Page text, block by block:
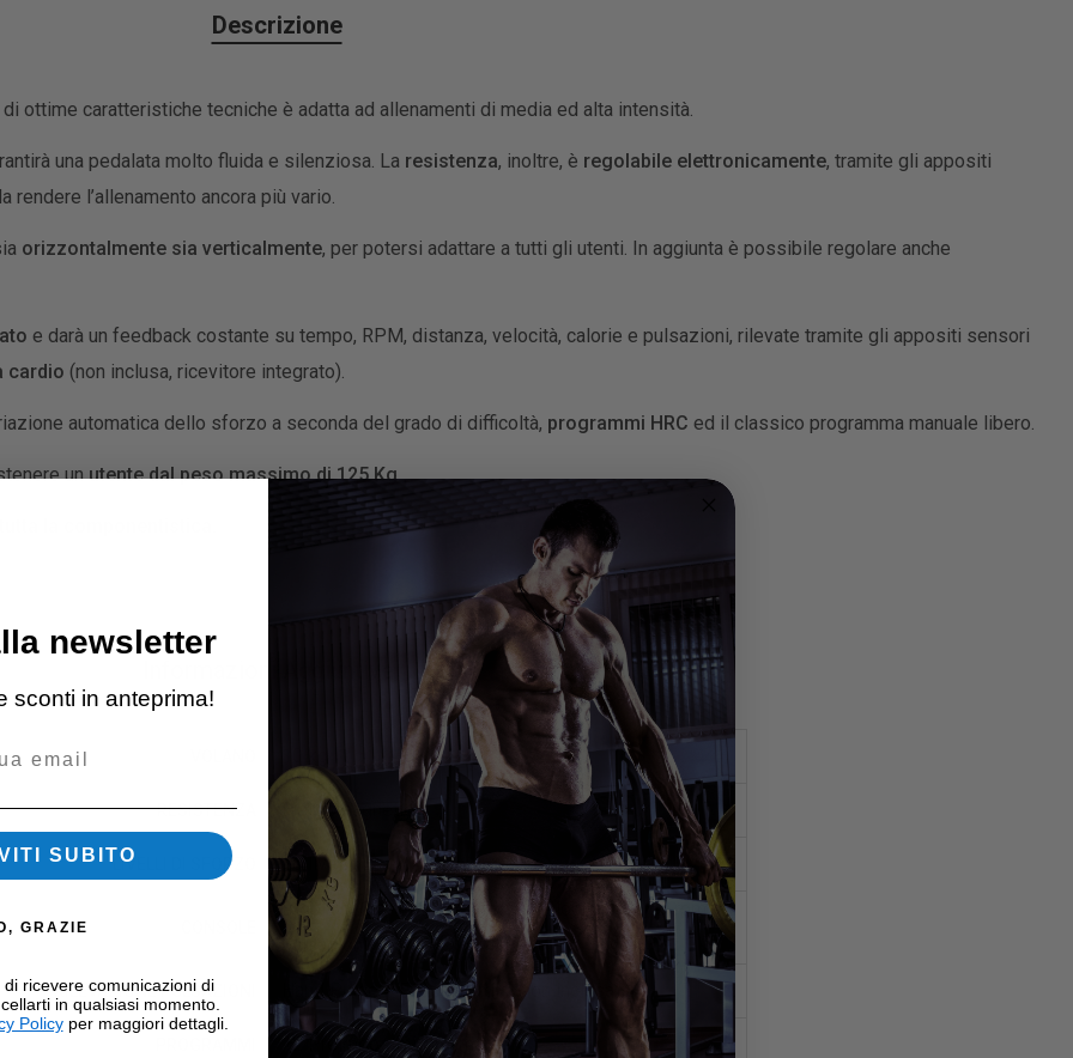
Descrizione
ottime caratteristiche tecniche è adatta ad allenamenti di media ed alta intensità.
una pedalata molto fluida e silenziosa. La resistenza, inoltre, è regolabile elettronicamente, tramite gli appositi
rendere l’allenamento ancora più vario.
orizzontalmente sia verticalmente, per potersi adattare a tutti gli utenti. In aggiunta è possibile regolare anche
e darà un feedback costante su tempo, RPM, distanza, velocità, calorie e pulsazioni, rilevate tramite gli appositi sensori
cardio (non inclusa, ricevitore integrato).
automatica dello sforzo a seconda del grado di difficoltà, programmi HRC ed il classico programma manuale libero.
unutente dal peso massimo di 125 Kg.
RESISTENZA Elettromagnetica
LIVELLI DI SFORZO 16 livelli
Display LCD: tempo, distanza, velocità, calorie, rpm,
pulsazioni
RILEVAZIONE PULSAZIONI Hand Pulse + Fascia cardio (non inclusa)
12 Preimpostati, hrc, manuale
newsletter
sconti in anteprima!
SUBITO
GRAZIE
ricevere comunicazioni di
in qualsiasi momento.
Policyper maggiori dettagli.